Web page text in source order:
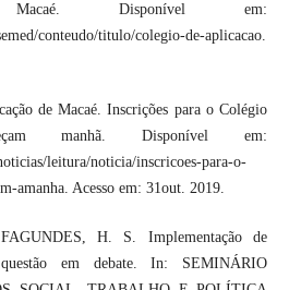
Disponível em:
conteudo/titulo/colegio-de-aplicacao.
de Macaé. Inscrições para o Colégio
manhã. Disponível em:
leitura/noticia/inscricoes-para-o-
amanha. Acesso em: 31out. 2019.
H. S. Implementação de
em debate. In: SEMINÁRIO